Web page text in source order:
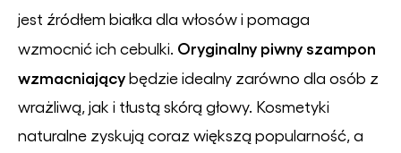
jest źródłem białka dla włosów i pomaga
wzmocnić ich cebulki. Oryginalny piwny szampon
wzmacniającybędzie idealny zarówno dla osób z
wrażliwą, jak i tłustą skórą głowy. Kosmetyki
naturalne zyskują coraz większą popularność, a